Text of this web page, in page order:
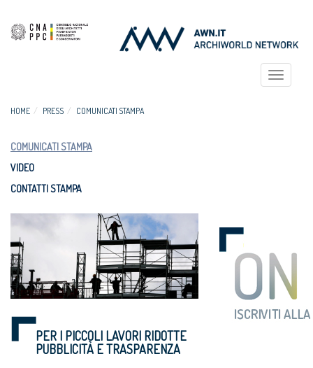
Toggle
HOME PRESS COMUNICATI STAMPA
COMUNICATI STAMPA
VIDEO
CONTATTI STAMPA
PER I PICCOLI LAVORI RIDOTTE
PUBBLICITÀ E TRASPARENZA